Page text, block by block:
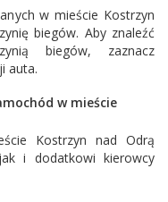
w mieście Kostrzyn
biegów. Aby znaleźć
biegów, zaznacz
auta.
w mieście
Kostrzyn nad Odrą
i dodatkowi kierowcy